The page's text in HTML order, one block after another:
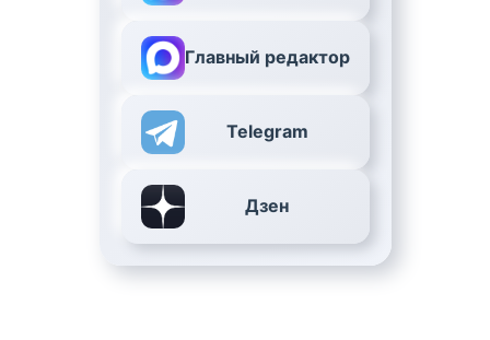
Главный редактор
Telegram
Дзен